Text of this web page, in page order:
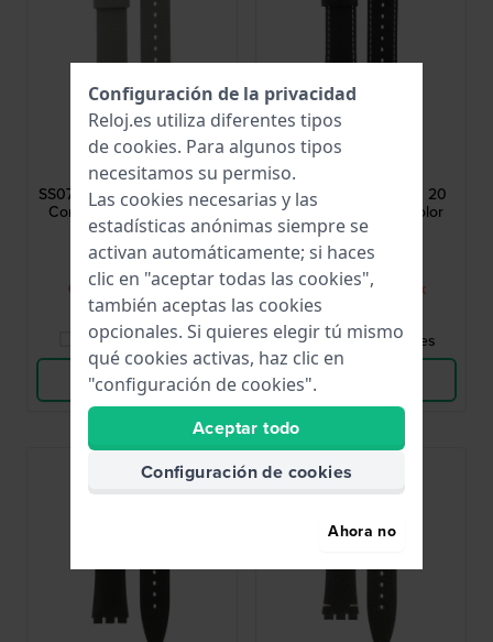
Swatch
ASS07S103
SS07S103 Skinearth 20 mm
Correa de silicona verde
30,00 €
● Pronto en stock
Comparar Relojes
Ver Producto
Swatch
SS07S118 Smart Stitch 20
mm Correa de piel color
negro
30,00 €
● Pronto en stock
Comparar Relojes
Configuración de la privacidad
Reloj.es utiliza diferentes tipos
de cookies. Para algunos tipos
necesitamos su permiso.
Las cookies necesarias y las
estadísticas anónimas siempre se
activan automáticamente; si haces
clic en "aceptar todas las cookies",
también aceptas las cookies
opcionales. Si quieres elegir tú mismo
qué cookies activas, haz clic en
"configuración de cookies".
Aceptar todo
Configuración de cookies
Ahora no